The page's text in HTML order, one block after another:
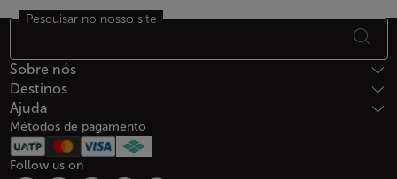
Rodapé Mapa do sítio
Pesquisar no nosso site
Sobre nós
Destinos
Ajuda
Métodos de pagamento
Follow us on